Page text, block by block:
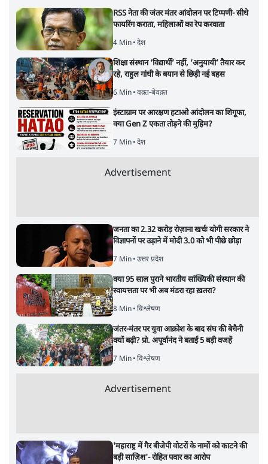
RSS नेता की जंतर मंतर आंदोलन पर टिप्पणी- सीधे
फायरिंग कराता, महिलाओं का रेप करवाता
4 Min• देश
शिक्षा संस्थान ‘विद्यार्थी’ नहीं, ‘अनुयायी’ तैयार कर
रहे, राहुल गांधी के बयान से छिड़ी नई बहस
6 Min• वक़्त-बेवक़्त
इंस्टाग्राम पर आरक्षण हटाओ आंदोलन का शिगूफा,
क्या Gen Z एकता तोड़ने की मुहिम?
7 Min• देश
Advertisement
जनता का 2.32 करोड़ रोज़ाना खर्चः योगी सरकार ने
विज्ञापनों पर उड़ाने में मोदी 3.0 को भी पीछे छोड़ा
7 Min• उत्तर प्रदेश
क्या 95 साल पुराने भारतीय सांख्यिकी संस्थान की
स्वायत्तता पर भी अब मंडरा रहा ख़तरा?
8 Min• विश्लेषण
जंतर-मंतर पर युवा आक्रोश के बाद संघ की बेचैनी
क्यों बढ़ी? प्रो. अपूर्वानंद ने बताईं 5 बड़ी वजहें
7 Min• विश्लेषण
Advertisement
'महाराष्ट्र में गैर बीजेपी वोटरों के नामों को काटने की
बड़ी साज़िश'- रोहित पवार का आरोप